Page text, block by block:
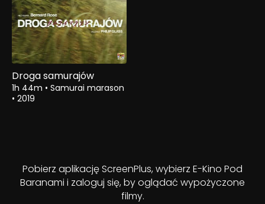
Droga samurajów
1h 44m • Samurai marason
• 2019
Pobierz aplikację ScreenPlus, wybierz E-Kino Pod
Baranami i zaloguj się, by oglądać wypożyczone
filmy.